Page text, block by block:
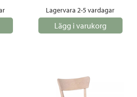
Lagervara 2-5 vardagar
Lägg i varukorg